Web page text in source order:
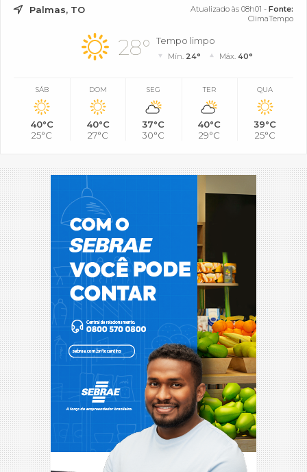
Palmas, TO Atualizado às 08h01 - Fonte:
ClimaTempo
28° Tempo limpo
Mín. 24° Máx.40°
SÁB
40°C
25°C
DOM
40°C
27°C
SEG
37°C
30°C
TER
40°C
29°C
QUA
39°C
25°C